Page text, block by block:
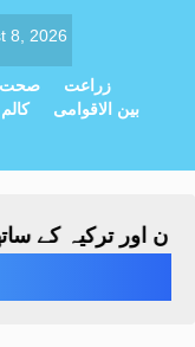
8, 2026
صحت
زراعت
بین الاقوامی
اور ترکیہ کے